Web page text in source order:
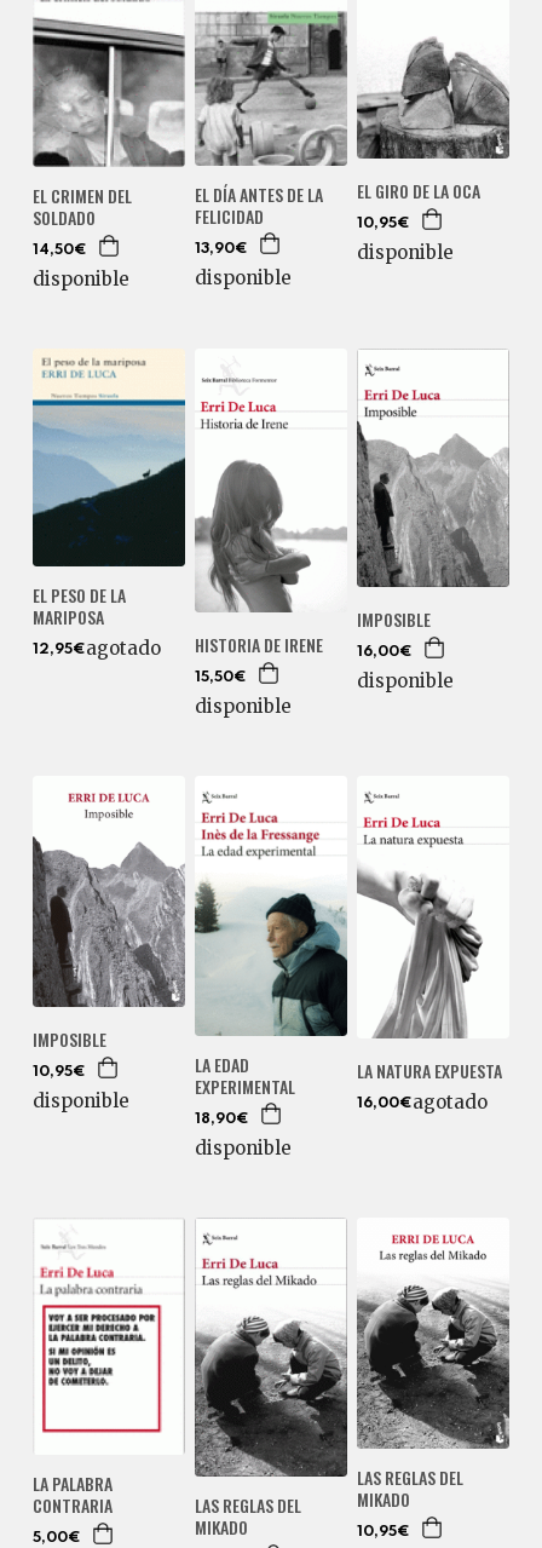
EL CRIMEN DEL
SOLDADO
14,50€
disponible
EL DÍA ANTES DE LA
FELICIDAD
13,90€
disponible
EL GIRO DE LA OCA
10,95€
disponible
EL PESO DE LA
MARIPOSA
12,95€agotado HISTORIA DE IRENE
15,50€
disponible
IMPOSIBLE
16,00€
disponible
IMPOSIBLE
10,95€
disponible
LA EDAD
EXPERIMENTAL
18,90€
disponible
LA NATURA EXPUESTA
16,00€agotado
LA PALABRA
CONTRARIA
5,00€
LAS REGLAS DEL
MIKADO
LAS REGLAS DEL
MIKADO
10,95€